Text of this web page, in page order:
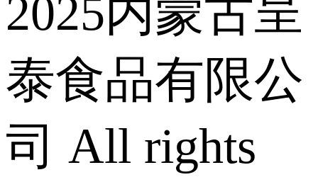
2025内蒙古呈
泰食品有限公
司 All rights